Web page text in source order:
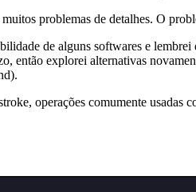
problemas de detalhes. O
de alguns softwares e
então explorei alternativas
operações comumente usadas